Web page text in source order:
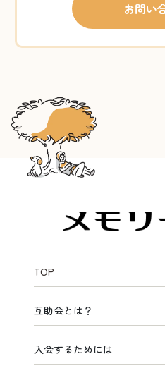
お問い
TOP
互助会とは？
入会するためには